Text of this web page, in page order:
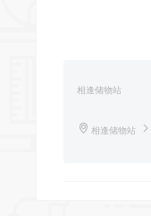
相逢储物站
相逢储物站